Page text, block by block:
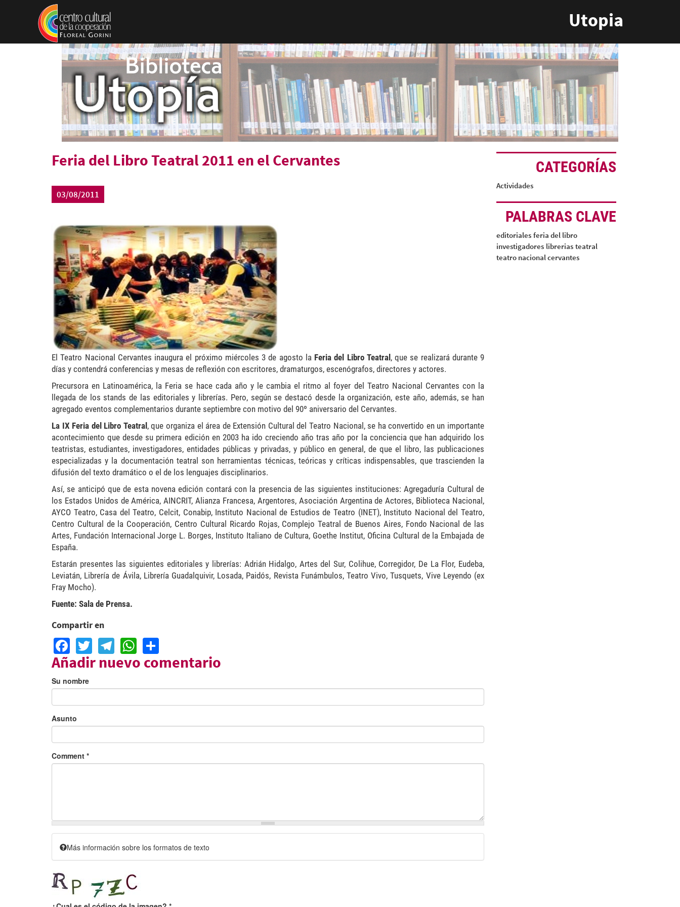
Pasar al contenido principal
Utopia
Feria del Libro Teatral 2011 en el Cervantes
03/08/2011
feria-libro-cervantes.jpg
El Teatro Nacional Cervantes inaugura el próximo miércoles 3 de agosto la Feria del Libro Teatral , que se realizará durante 9
días y contendrá conferencias y mesas de reflexión con escritores, dramaturgos, escenógrafos, directores y actores.
Precursora en Latinoamérica, la Feria se hace cada año y le cambia el ritmo al foyer del Teatro Nacional Cervantes con la
llegada de los stands de las editoriales y librerías. Pero, según se destacó desde la organización, este año, además, se han
agregado eventos complementarios durante septiembre con motivo del 90º aniversario del Cervantes.
La IX Feria del Libro Teatral , que organiza el área de Extensión Cultural del Teatro Nacional, se ha convertido en un importante
acontecimiento que desde su primera edición en 2003 ha ido creciendo año tras año por la conciencia que han adquirido los
teatristas, estudiantes, investigadores, entidades públicas y privadas, y público en general, de que el libro, las publicaciones
especializadas y la documentación teatral son herramientas técnicas, teóricas y críticas indispensables, que trascienden la
difusión del texto dramático o el de los lenguajes disciplinarios.
Así, se anticipó que de esta novena edición contará con la presencia de las siguientes instituciones: Agregaduría Cultural de
los Estados Unidos de América, AINCRIT, Alianza Francesa, Argentores, Asociación Argentina de Actores, Biblioteca Nacional,
AYCO Teatro, Casa del Teatro, Celcit, Conabip, Instituto Nacional de Estudios de Teatro (INET), Instituto Nacional del Teatro,
Centro Cultural de la Cooperación, Centro Cultural Ricardo Rojas, Complejo Teatral de Buenos Aires, Fondo Nacional de las
Artes, Fundación Internacional Jorge L. Borges, Instituto Italiano de Cultura, Goethe Institut, Oficina Cultural de la Embajada de
España.
Estarán presentes las siguientes editoriales y librerías: Adrián Hidalgo, Artes del Sur, Colihue, Corregidor, De La Flor, Eudeba,
Leviatán, Librería de Ávila, Librería Guadalquivir, Losada, Paidós, Revista Funámbulos, Teatro Vivo, Tusquets, Vive Leyendo (ex
Fray Mocho).
Fuente: Sala de Prensa.
Compartir en
Facebook
TwitterTelegram
WhatsApp
Añadir nuevo comentario
Su nombre
Asunto
Comment *
Más información sobre los formatos de texto
CATEGORÍAS
Actividades
PALABRAS CLAVE
editoriales feria del libro
investigadores librerias teatral
teatro nacional cervantes